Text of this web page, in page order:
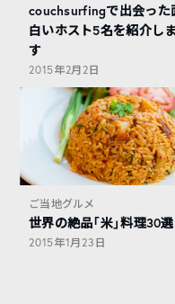
couchsurfingで出会った
白いホスト5名を紹介しま
す
2015年2月2日
ご当地グルメ
世界の絶品「米」料理30選
2015年1月23日